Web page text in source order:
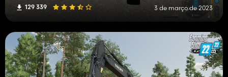
129 339 3 de março de 2023